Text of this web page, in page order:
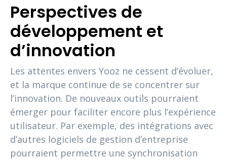
Perspectives de
développement et
d’innovation
Les attentes envers Yooz ne cessent d’évoluer,
et la marque continue de se concentrer sur
l’innovation. De nouveaux outils pourraient
émerger pour faciliter encore plus l’expérience
utilisateur. Par exemple, des intégrations avec
d’autres logiciels de gestion d’entreprise
pourraient permettre une synchronisation